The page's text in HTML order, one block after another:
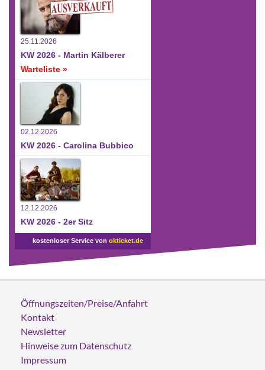
25.11.2026
KW 2026 - Martin Kälberer
Warteliste »
02.12.2026
KW 2026 - Carolina Bubbico
12.12.2026
KW 2026 - 2er Sitz
kostenloser Service von okticket.de
Öffnungszeiten/Preise/Anfahrt
Kontakt
Newsletter
Hinweise zum Datenschutz
Impressum